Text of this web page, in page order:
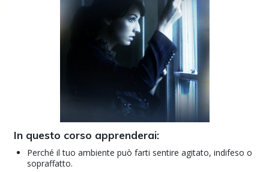
In questo corso apprenderai:
Perché il tuo ambiente può farti sentire agitato, indifeso o
sopraffatto.